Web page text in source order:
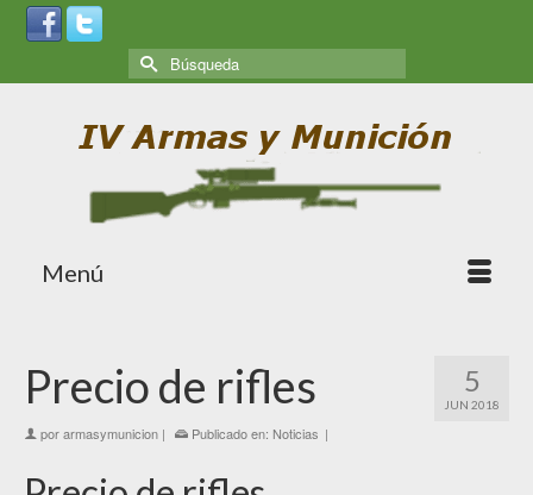
Menú
5
JUN 2018
Precio de rifles
porarmasymunicion | Publicado en: Noticias |